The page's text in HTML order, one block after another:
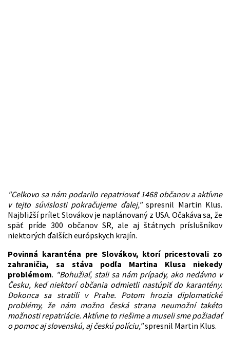
"Celkovo sa nám podarilo repatriovať 1468 občanov a aktívne
v tejto súvislosti pokračujeme ďalej,"spresnil Martin Klus.
Najbližší prílet Slovákov je naplánovaný z USA. Očakáva sa, že
späť príde 300 občanov SR, ale aj štátnych príslušníkov
niektorých ďalších európskych krajín.
Povinná karanténa pre Slovákov, ktorí pricestovali zo
zahraničia, sa stáva podľa Martina Klusa niekedy
problémom. "Bohužiaľ, stali sa nám prípady, ako nedávno v
Česku, keď niektorí občania odmietli nastúpiť do karantény.
Dokonca sa stratili v Prahe. Potom hrozia diplomatické
problémy, že nám možno česká strana neumožní takéto
možnosti repatriácie. Aktívne to riešime a museli sme požiadať
o pomoc aj slovenskú, aj českú políciu,"spresnil Martin Klus.